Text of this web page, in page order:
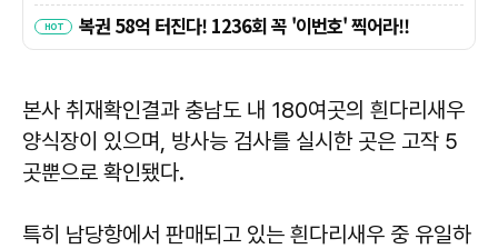
본사 취재확인결과 충남도 내 180여곳의 흰다리새우
양식장이 있으며, 방사능 검사를 실시한 곳은 고작 5
곳뿐으로 확인됐다.
특히 남당항에서 판매되고 있는 흰다리새우 중 유일하